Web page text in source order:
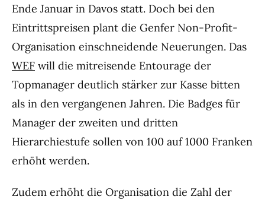
Ende Januar in Davos statt. Doch bei den
Eintrittspreisen plant die Genfer Non-Profit-
Organisation einschneidende Neuerungen. Das
WEF will die mitreisende Entourage der
Topmanager deutlich stärker zur Kasse bitten
als in den vergangenen Jahren. Die Badges für
Manager der zweiten und dritten
Hierarchiestufe sollen von 100 auf 1000 Franken
erhöht werden.
Zudem erhöht die Organisation die Zahl der